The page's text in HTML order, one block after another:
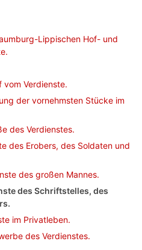
Lippischen Hof- und
vom Verdienste.
der vornehmsten Stücke im
des Verdienstes.
des Erobers, des Soldaten und
des großen Mannes.
des Schriftstelles, des
im Privatleben.
des Verdienstes.